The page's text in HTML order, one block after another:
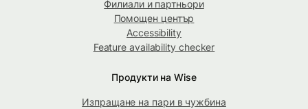
Филиали и партньори
Помощен център
Accessibility
Feature availability checker
Продукти на Wise
Изпращане на пари в чужбина